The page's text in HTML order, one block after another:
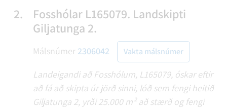
2.
Fosshólar L165079. Landskipti
Giljatunga 2.
Málsnúmer 2306042 Vakta málsnúmer
Landeigandi að Fosshólum, L165079, óskar eftir
að fá að skipta úr jörð sinni, lóð sem fengi heitið
Giljatunga 2, yrði 25.000 m² að stærð og fengi